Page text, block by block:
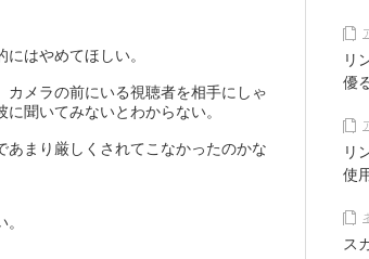
はやめてほしい。
メラの前にいる視聴者を相手にしゃ
聞いてみないとわからない。
あまり厳しくされてこなかったのかな
リ
優
リ
使
ス